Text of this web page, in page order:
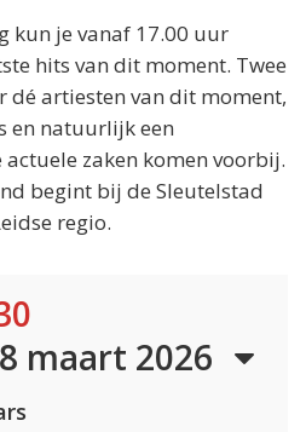
kun je vanaf 17.00 uur
hits van dit moment. Twee
dé artiesten van dit moment,
en natuurlijk een
zaken komen voorbij.
begint bij de Sleutelstad
regio.
maart 2026